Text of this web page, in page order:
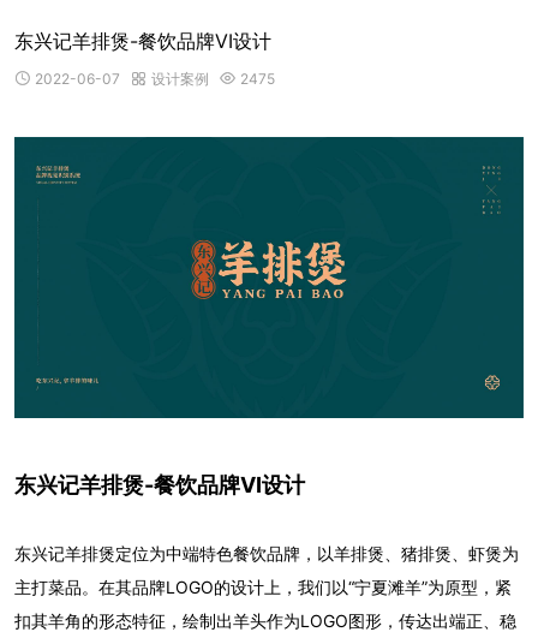
东兴记羊排煲-餐饮品牌VI设计
 2022-06-07  设计案例  2475
东兴记羊排煲-餐饮品牌VI设计
东兴记羊排煲定位为中端特色餐饮品牌，以羊排煲、猪排煲、虾煲为
主打菜品。在其品牌LOGO的设计上，我们以“宁夏滩羊”为原型，紧
扣其羊角的形态特征，绘制出羊头作为LOGO图形，传达出端正、稳